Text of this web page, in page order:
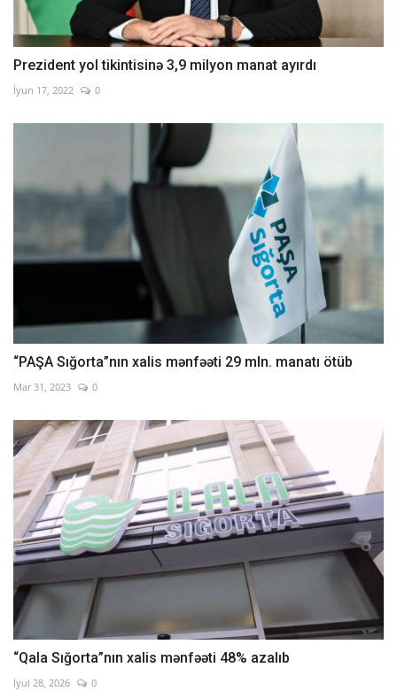
Prezident yol tikintisinə 3,9 milyon manat ayırdı
İyun 17, 2022 0
“PAŞA Sığorta”nın xalis mənfəəti 29 mln. manatı ötüb
Mar 31, 2023 0
“Qala Sığorta”nın xalis mənfəəti 48% azalıb
İyul 28, 2026 0